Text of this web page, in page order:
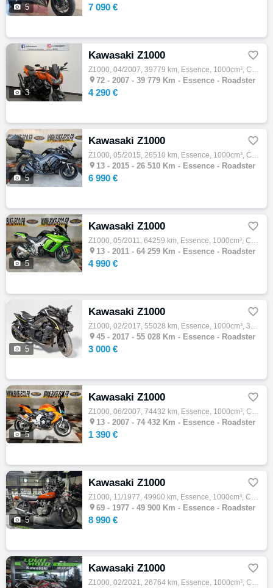
 5 7 090 €
 3
Kawasaki Z1000 
Z1000, 04/2007, 39779 km, Essence, 1000cm³, Couleur orange, 4290 € Equipements : MOTOKAZPARC VOUS PROPOSE CETTE SUPERBE Z 1000 Moto révisée…
 72 - 2007 - 39 779 Km - Essence - Roadster
4 290 €
 5
Kawasaki Z1000 
Z1000, 05/2015, 26510 km, Essence, 1000cm³, Couleur noir, 6990 € Equipements : Kawasaki Z 1000 SX - Consommables ok - Rien à prévoir - Repr…
 13 - 2015 - 26 510 Km - Essence - Roadster
6 990 €
 5
Kawasaki Z1000 
Z1000, 05/2011, 64259 km, Essence, 1000cm³, Couleur vert, 4990 € Equipements : Kawasaki Z 1000 SX - Consommables ok - Rien à prévoir - Sile…
 13 - 2011 - 64 259 Km - Essence - Roadster
4 990 €
 5
Kawasaki Z1000 
Z1000, 02/2017, 55028 km, Essence, 1000cm³, 3000 € Equipements : KAWASAKI Z 1000 Moto accidentée en procédure RSV/VEI, vente réservée aux p…
 45 - 2017 - 55 028 Km - Essence - Roadster
3 000 €
 5
Kawasaki Z1000 
Z1000, 06/2007, 74432 km, Essence, 1000cm³, Couleur orange, 1390 € Equipements : ROADSTER KAWASAKI Z1000 Accidenté Choc avant Procédure RSV…
 13 - 2007 - 74 432 Km - Essence - Roadster
1 390 €
 5
Kawasaki Z1000 
Z1000, 11/1977, 49900 km, Essence, 1000cm³, Couleur orange, 8990 € Equipements : DISPONIBLE CHEZ K69 NORD DARDILLY Démarches administrative…
 69 - 1977 - 49 900 Km - Essence - Roadster
8 990 €
Kawasaki Z1000 
Z1000, 02/2021, 26764 km, Essence, 1000cm³, Couleur noir, 12590 € Equipements : Démarches administratives sur place, Essai sur rendez-vous,…